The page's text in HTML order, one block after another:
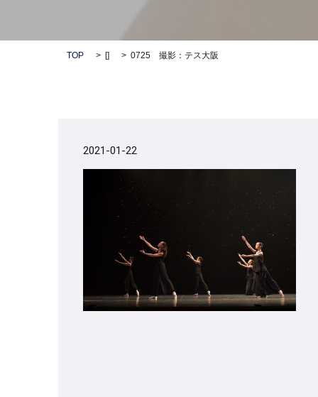
TOP [] 0725 撮影：テス大阪
2021-01-22